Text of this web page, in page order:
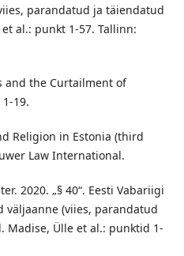
parandatud ja täiendatud
al.: punkt 1-57. Tallinn:
and the Curtailment of
19.
Religion in Estonia (third
Law International.
2020. „§ 40“. Eesti Vabariigi
väljaanne (viies, parandatud
Madise, Ülle et al.: punktid 1-